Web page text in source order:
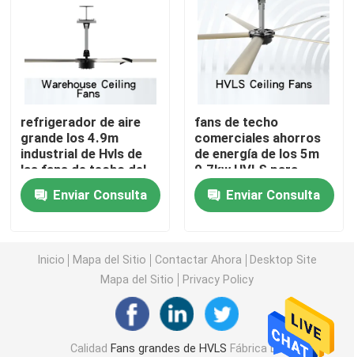
Fans de techo de HVLS
Fans de poca velocidad en grandes cantidades
Fans de techo industriales grandes
Fans de techo grandes de la cuchilla
Fans de techo del taller
refrigerador de aire
grande los 4.9m
industrial de Hvls de
las fans de techo del
16ft HVLS
Enviar Consulta
fans de techo
comerciales ahorros
de energía de los 5m
0.7kw HVLS para
Churchs
Enviar Consulta
Inicio Mapa del Sitio Contactar Ahora
Desktop Site
Mapa del Sitio
Privacy Policy
Calidad Fans grandes de HVLS Fábrica De